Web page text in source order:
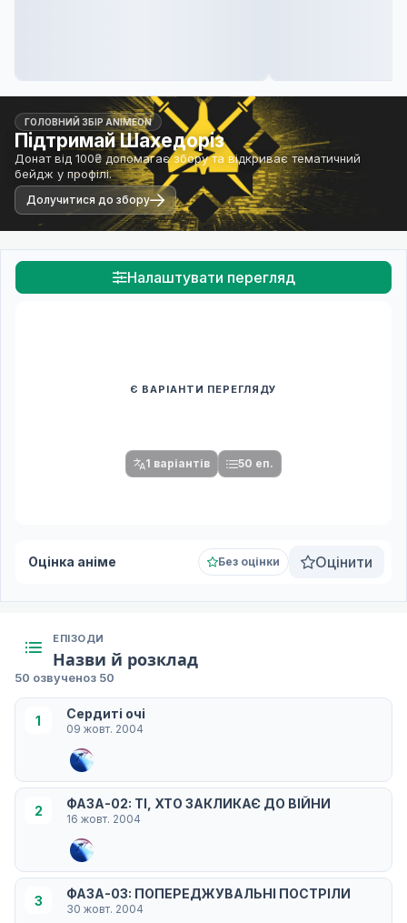
ГОЛОВНИЙ ЗБІР ANIMEON
Підтримай Шахедоріз
Донат від 100₴ допомагає збору та відкриває тематичний
бейдж у профілі.
Долучитися до збору
Налаштувати перегляд
Є ВАРІАНТИ ПЕРЕГЛЯДУ
1 варіантів 50 еп.
Оцінка аніме Без оцінки Оцінити
ЕПІЗОДИ
Назви й розклад
50 озвученоз 50
1 Сердиті очі
09 жовт. 2004
2 ФАЗА-02: ТІ, ХТО ЗАКЛИКАЄ ДО ВІЙНИ
16 жовт. 2004
3 ФАЗА-03: ПОПЕРЕДЖУВАЛЬНІ ПОСТРІЛИ
30 жовт. 2004